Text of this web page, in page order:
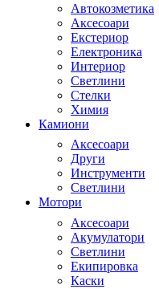
Автокозметика
Аксесоари
Екстериор
Електроника
Интериор
Светлини
Стелки
Химия
Камиони
Аксесоари
Други
Инструменти
Светлини
Мотори
Аксесоари
Акумулатори
Светлини
Екипировка
Каски